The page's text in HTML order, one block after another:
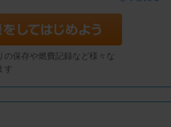
の保存や燃費記録など様々な
す